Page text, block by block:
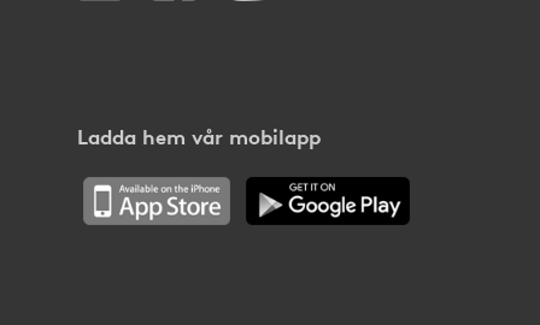
Ladda hem vår mobilapp